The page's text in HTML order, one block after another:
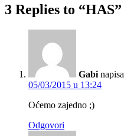
3 Replies to “HAS”
Gabi
05/03/2015 u 13:24
Oćemo zajedno ;)
Odgovori